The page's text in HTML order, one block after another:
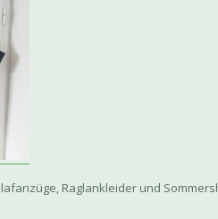
Raglankleider und